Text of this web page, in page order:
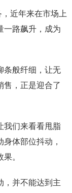
近年来在市场上
一路飙升，成为
条般纤细，让无
售，正是迎合了
我们来看看甩脂
体部位抖动，
。
，并不能达到主